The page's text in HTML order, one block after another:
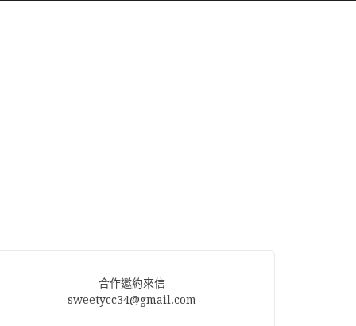
合作邀約來信
sweetycc34@gmail.com